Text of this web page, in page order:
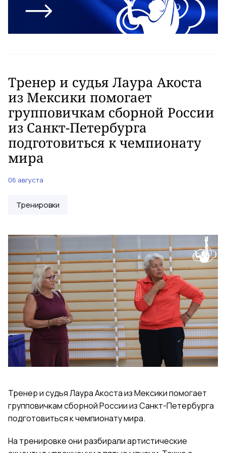
Тренер и судья Лаура Акоста
из Мексики помогает
групповичкам сборной России
из Санкт-Петербурга
подготовиться к чемпионату
мира
06 августа
Тренировки
Тренер и судья Лаура Акоста из Мексики помогает
групповичкам сборной России из Санкт-Петербурга
подготовиться к чемпионату мира.
На тренировке они разбирали артистические